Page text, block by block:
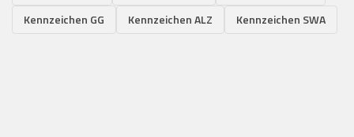
Kennzeichen GG
Kennzeichen ALZ Kennzeichen SWA